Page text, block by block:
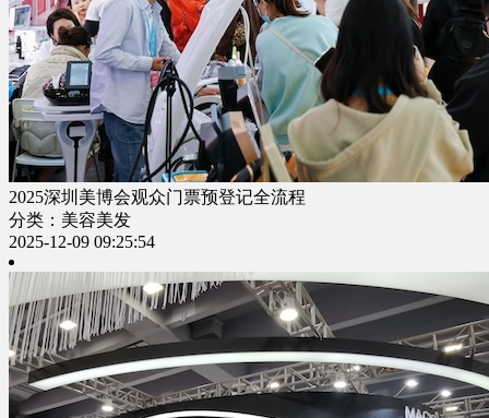
2025深圳美博会观众门票预登记全流程
分类：美容美发
2025-12-09 09:25:54